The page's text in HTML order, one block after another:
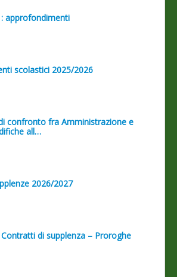
: approfondimenti
scolastici 2025/2026
confronto fra Amministrazione e
all…
2026/2027
di supplenza – Proroghe